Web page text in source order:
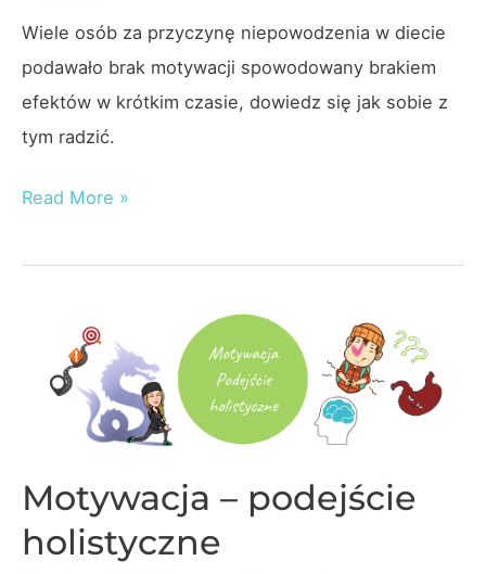
Wiele osób za przyczynę niepowodzenia w diecie
podawało brak motywacji spowodowany brakiem
efektów w krótkim czasie, dowiedz się jak sobie z
tym radzić.
Brak
diety
krótkim
czasie
Read More »
Motywacja – podejście
holistyczne